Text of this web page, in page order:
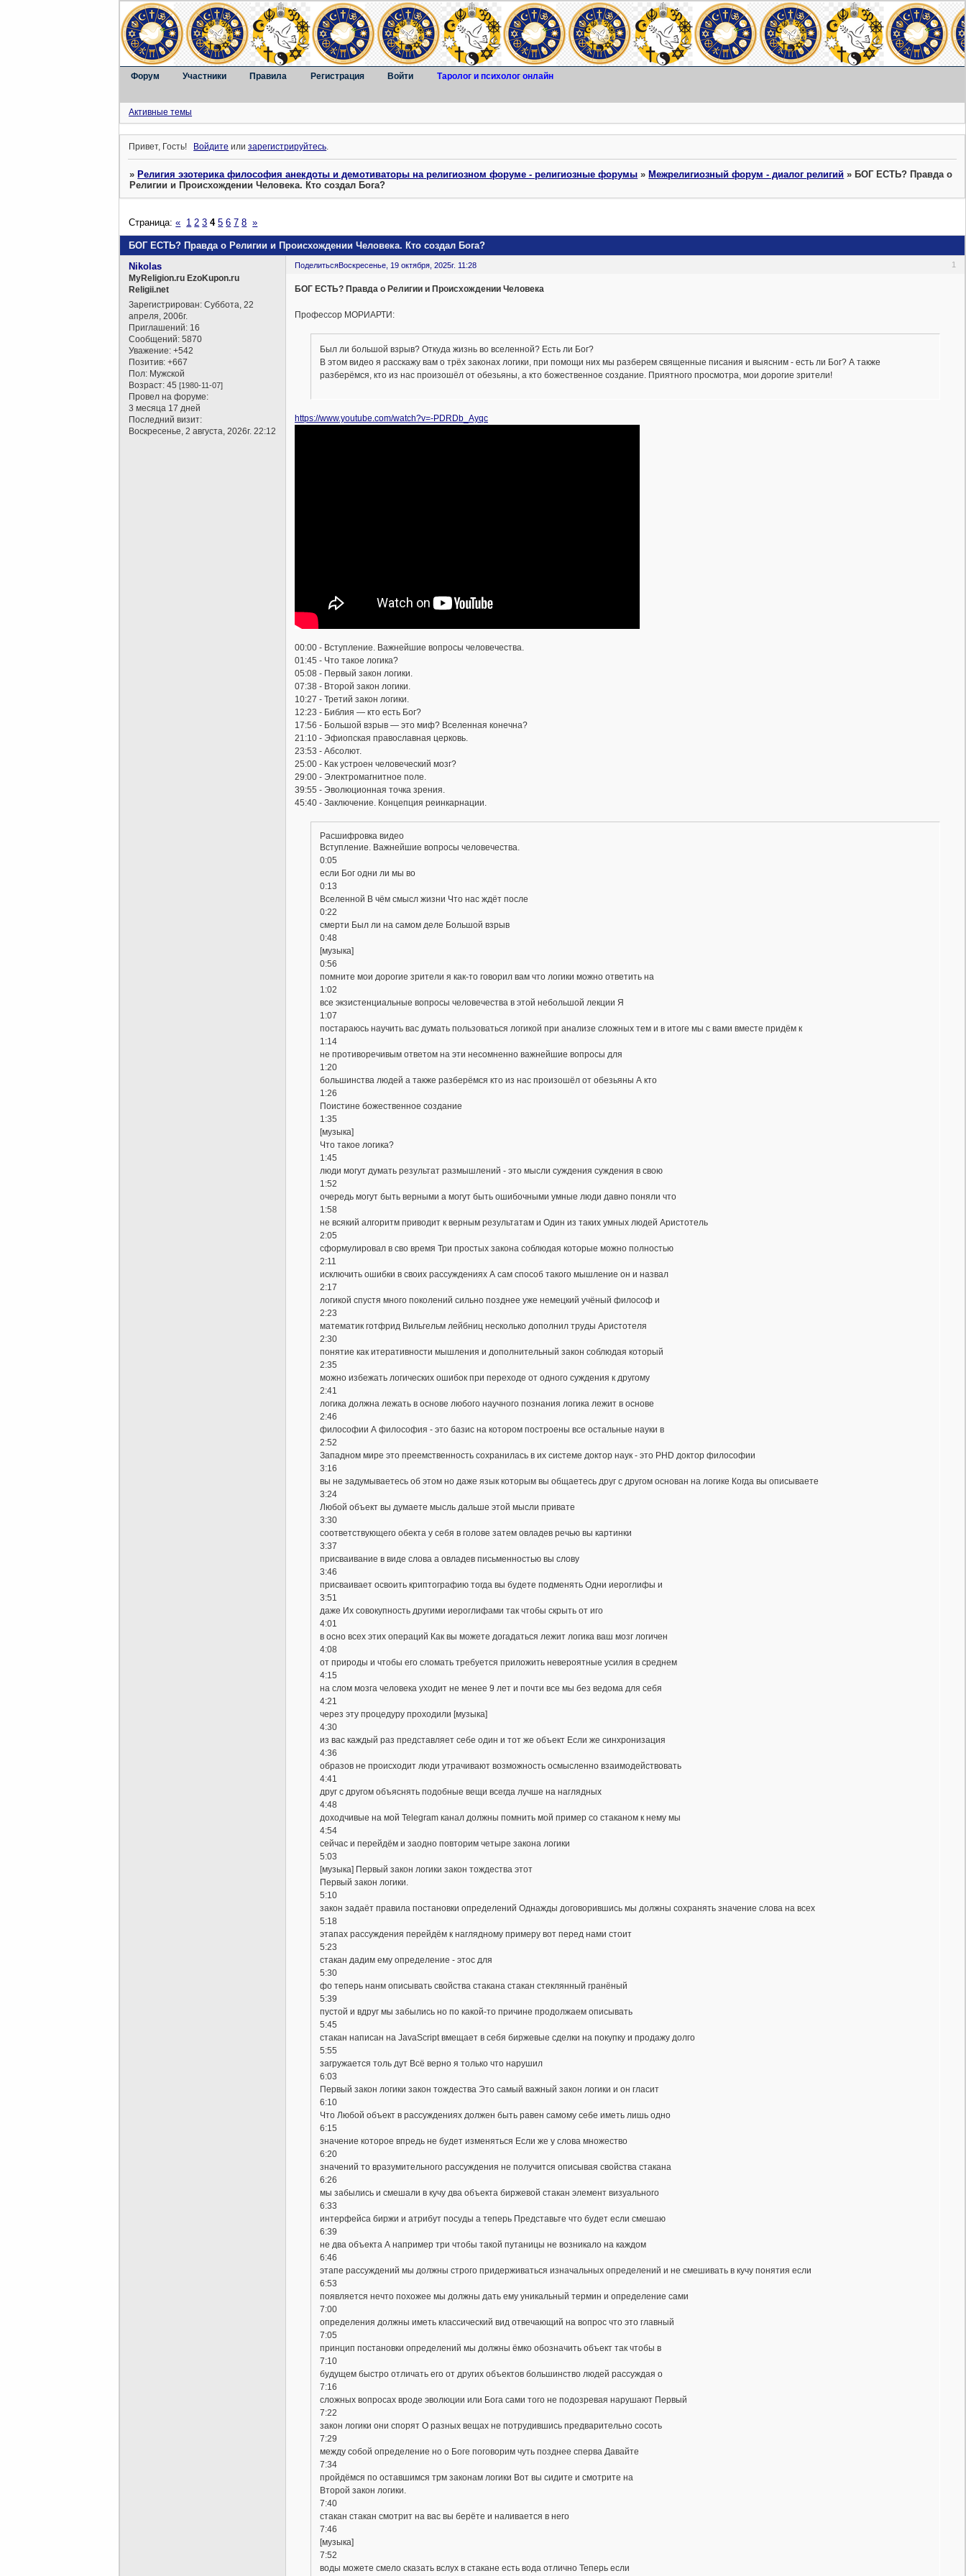
Форум Участники Правила Регистрация Войти Таролог и психолог онлайн
Активные темы
Привет, Гость! Войдите илизарегистрируйтесь.
»Религия эзотерика философия анекдоты и демотиваторы на религиозном форуме - религиозные форумы »Межрелигиозный форум - диалог религий »БОГ ЕСТЬ? Правда о
Религии и Происхождении Человека. Кто создал Бога?
БОГ ЕСТЬ? Правда о Религии и Происхождении Человека. Кто создал Бога?
Страница:« 1 2 3 4 5 6 7 8 »
Поделиться 1
Воскресенье, 19 октября, 2025г. 11:28
Nikolas
MyReligion.ru EzoKupon.ru
Religii.net
Зарегистрирован: Суббота, 22
апреля, 2006г.
Приглашений: 16
Сообщений: 5870
Уважение: +542
Позитив: +667
Пол: Мужской
Возраст: 45[1980-11-07]
Провел на форуме:
3 месяца 17 дней
Последний визит:
Воскресенье, 2 августа, 2026г. 22:12
БОГ ЕСТЬ? Правда о Религии и Происхождении Человека
Профессор МОРИАРТИ:
Был ли большой взрыв? Откуда жизнь во вселенной? Есть ли Бог?
В этом видео я расскажу вам о трёх законах логики, при помощи них мы разберем священные писания и выясним - есть ли Бог? А также
разберёмся, кто из нас произошёл от обезьяны, а кто божественное создание. Приятного просмотра, мои дорогие зрители!
https://www.youtube.com/watch?v=-PDRDb_Ayqc
00:00 - Вступление. Важнейшие вопросы человечества.
01:45 - Что такое логика?
05:08 - Первый закон логики.
07:38 - Второй закон логики.
10:27 - Третий закон логики.
12:23 - Библия — кто есть Бог?
17:56 - Большой взрыв — это миф? Вселенная конечна?
21:10 - Эфиопская православная церковь.
23:53 - Абсолют.
25:00 - Как устроен человеческий мозг?
29:00 - Электромагнитное поле.
39:55 - Эволюционная точка зрения.
45:40 - Заключение. Концепция реинкарнации.
Расшифровка видео
Вступление. Важнейшие вопросы человечества.
0:05
если Бог одни ли мы во
0:13
Вселенной В чём смысл жизни Что нас ждёт после
0:22
смерти Был ли на самом деле Большой взрыв
0:48
[музыка]
0:56
помните мои дорогие зрители я как-то говорил вам что логики можно ответить на
1:02
все экзистенциальные вопросы человечества в этой небольшой лекции Я
1:07
постараюсь научить вас думать пользоваться логикой при анализе сложных тем и в итоге мы с вами вместе придём к
1:14
не противоречивым ответом на эти несомненно важнейшие вопросы для
1:20
большинства людей а также разберёмся кто из нас произошёл от обезьяны А кто
1:26
Поистине божественное создание
1:35
[музыка]
Что такое логика?
1:45
люди могут думать результат размышлений - это мысли суждения суждения в свою
1:52
очередь могут быть верными а могут быть ошибочными умные люди давно поняли что
1:58
не всякий алгоритм приводит к верным результатам и Один из таких умных людей Аристотель
2:05
сформулировал в сво время Три простых закона соблюдая которые можно полностью
2:11
исключить ошибки в своих рассуждениях А сам способ такого мышление он и назвал
2:17
логикой спустя много поколений сильно позднее уже немецкий учёный философ и
2:23
математик готфрид Вильгельм лейбниц несколько дополнил труды Аристотеля
2:30
понятие как итеративности мышления и дополнительный закон соблюдая который
2:35
можно избежать логических ошибок при переходе от одного суждения к другому
2:41
логика должна лежать в основе любого научного познания логика лежит в основе
2:46
философии А философия - это базис на котором построены все остальные науки в
2:52
Западном мире это преемственность сохранилась в их системе доктор наук - это PHD доктор философии
3:16
вы не задумываетесь об этом но даже язык которым вы общаетесь друг с другом основан на логике Когда вы описываете
3:24
Любой объект вы думаете мысль дальше этой мысли привате
3:30
соответствующего обекта у себя в голове затем овладев речью вы картинки
3:37
присваивание в виде слова а овладев письменностью вы слову
3:46
присваивает освоить криптографию тогда вы будете подменять Одни иероглифы и
3:51
даже Их совокупность другими иероглифами так чтобы скрыть от иго
4:01
в осно всех этих операций Как вы можете догадаться лежит логика ваш мозг логичен
4:08
от природы и чтобы его сломать требуется приложить невероятные усилия в среднем
4:15
на слом мозга человека уходит не менее 9 лет и почти все мы без ведома для себя
4:21
через эту процедуру проходили [музыка]
4:30
из вас каждый раз представляет себе один и тот же объект Если же синхронизация
4:36
образов не происходит люди утрачивают возможность осмысленно взаимодействовать
4:41
друг с другом объяснять подобные вещи всегда лучше на наглядных
4:48
доходчивые на мой Telegram канал должны помнить мой пример со стаканом к нему мы
4:54
сейчас и перейдём и заодно повторим четыре закона логики
5:03
[музыка] Первый закон логики закон тождества этот
Первый закон логики.
5:10
закон задаёт правила постановки определений Однажды договорившись мы должны сохранять значение слова на всех
5:18
этапах рассуждения перейдём к наглядному примеру вот перед нами стоит
5:23
стакан дадим ему определение - этос для
5:30
фо теперь нанм описывать свойства стакана стакан стеклянный гранёный
5:39
пустой и вдруг мы забылись но по какой-то причине продолжаем описывать
5:45
стакан написан на JavaScript вмещает в себя биржевые сделки на покупку и продажу долго
5:55
загружается толь дут Всё верно я только что нарушил
6:03
Первый закон логики закон тождества Это самый важный закон логики и он гласит
6:10
Что Любой объект в рассуждениях должен быть равен самому себе иметь лишь одно
6:15
значение которое впредь не будет изменяться Если же у слова множество
6:20
значений то вразумительного рассуждения не получится описывая свойства стакана
6:26
мы забылись и смешали в кучу два объекта биржевой стакан элемент визуального
6:33
интерфейса биржи и атрибут посуды а теперь Представьте что будет если смешаю
6:39
не два объекта А например три чтобы такой путаницы не возникало на каждом
6:46
этапе рассуждений мы должны строго придерживаться изначальных определений и не смешивать в кучу понятия если
6:53
появляется нечто похожее мы должны дать ему уникальный термин и определение сами
7:00
определения должны иметь классический вид отвечающий на вопрос что это главный
7:05
принцип постановки определений мы должны ёмко обозначить объект так чтобы в
7:10
будущем быстро отличать его от других объектов большинство людей рассуждая о
7:16
сложных вопросах вроде эволюции или Бога сами того не подозревая нарушают Первый
7:22
закон логики они спорят О разных вещах не потрудившись предварительно сосоть
7:29
между собой определение но о Боге поговорим чуть позднее сперва Давайте
7:34
пройдёмся по оставшимся трм законам логики Вот вы сидите и смотрите на
Второй закон логики.
7:40
стакан стакан смотрит на вас вы берёте и наливается в него
7:46
[музыка]
7:52
воды можете смело сказать вслух в стакане есть вода отлично Теперь если